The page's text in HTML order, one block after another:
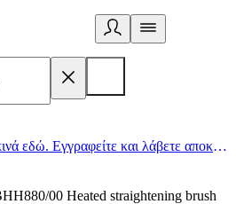
Ο υγιεινός τρόπος ζωής ξεκινά εδώ. Εγγραφείτε και λάβετε αποκλειστικές προσφορές
00 Heated straightening brush